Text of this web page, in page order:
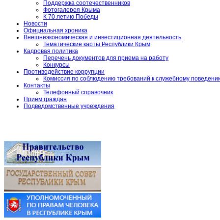
Поддержка соотечественников
Фотогалерея Крыма
К 70 летию Победы
Новости
Официальная хроника
Внешнеэкономическая и инвестиционная деятельность
Тематические карты Республики Крым
Кадровая политика
Перечень документов для приема на работу
Конкурсы
Противодействие коррупции
Комиссия по соблюдению требований к служебному
Контакты
Телефонный справочник
Прием граждан
Подведомственные учреждения